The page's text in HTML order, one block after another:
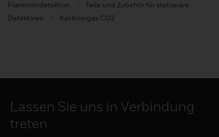
Flammendetektion
Teile und Zubehör für stationäre
Detektoren
Kalibriergas CO2
Lassen Sie uns in Verbindung
treten